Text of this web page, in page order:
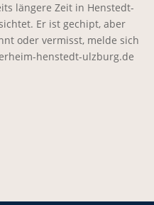
längere Zeit in Henstedt-
Er ist gechipt, aber
oder vermisst, melde sich
henstedt-ulzburg.de